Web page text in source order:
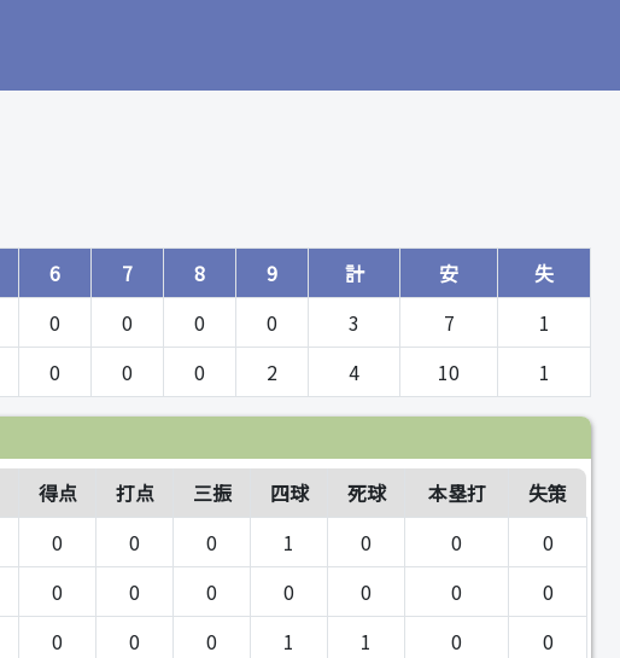
6 7 8 9 計 安
失
0 0 0 0 3 7
1
0 0 0 2 4 10 1
得点 打点 三振 四球 死球 本塁打
失策
0 0 0 1 0 0
0
0 0 0 0 0 0
0
0 0 0 1 1 0
0